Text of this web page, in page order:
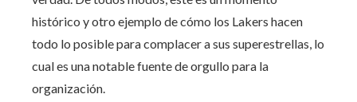
histórico y otro ejemplo de cómo los Lakers hacen
todo lo posible para complacer a sus superestrellas, lo
cual es una notable fuente de orgullo para la
organización.